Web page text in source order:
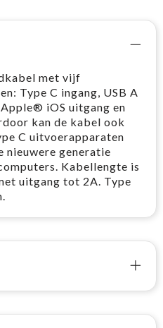
met vijf
Type C ingang, USB A
iOS uitgang en
kan de kabel ook
C uitvoerapparaten
nieuwere generatie
Kabellengte is
uitgang tot 2A. Type